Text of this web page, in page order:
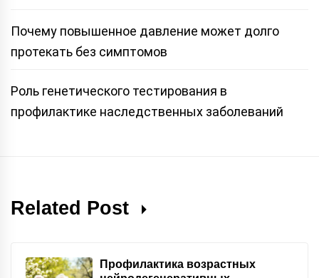
Почему повышенное давление может долго
протекать без симптомов
Роль генетического тестирования в
профилактике наследственных заболеваний
Related Post
Профилактика возрастных